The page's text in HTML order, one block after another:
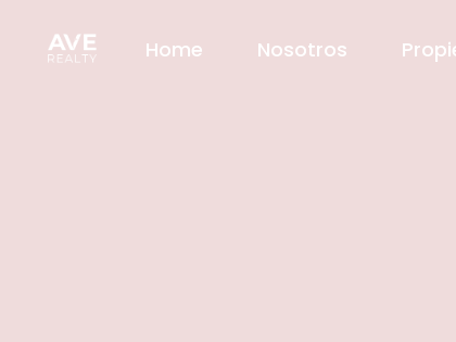
Home Nosotros